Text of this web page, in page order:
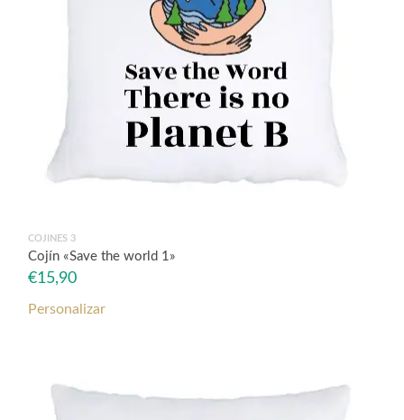
COJINES 3
Cojín «Save the world 1»
€15,90
Personalizar